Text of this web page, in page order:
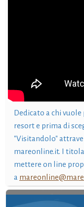
Dedicato a chi
resort e prima di
"Visitandolo"
mareonline.it. I
mettere on line
a